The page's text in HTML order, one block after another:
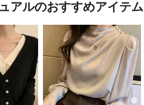
アルのおすすめアイテム